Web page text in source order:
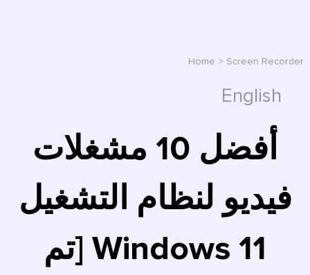
Home > Screen Recorder
English
أفضل 10 مشغلات
فيديو لنظام التشغيل
Windows 11 [تم